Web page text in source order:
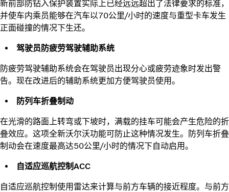
新前部防钻入保护装置实际上已经远远超出了法律要求的标准，
并使车内乘员能够在汽车以70公里/小时的速度与重型卡车发生
正面碰撞的情况下生还。
驾驶员防疲劳驾驶辅助系统
防疲劳驾驶辅助系统会在驾驶员出现分心或疲劳迹象时发出警
告。现在改进后的辅助系统更加方便驾驶员使用。
防列车折叠制动
在光滑的路面上转弯或下坡时，满载的挂车可能会产生危险的折
叠效应。这项全新沃尔沃功能可防止这种情况发生。防列车折叠
制动会在速度最高达50公里/小时的情况下自动启用。
自适应巡航控制ACC
自适应巡航控制使用雷达来计算与前方车辆的接近程度。与前方